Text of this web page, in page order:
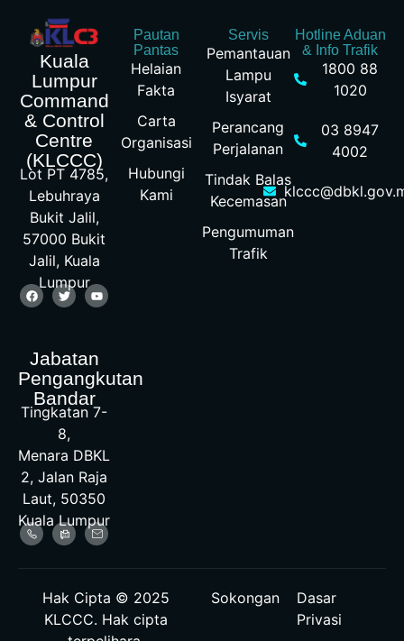
Kuala
Lumpur
Command
& Control
Centre
(KLCCC)
Lot PT 4785,
Lebuhraya
Bukit Jalil,
57000 Bukit
Jalil, Kuala
Lumpur
Jabatan
Pengangkutan
Bandar
Tingkatan 7-
8,
Menara DBKL
2, Jalan Raja
Laut, 50350
Kuala Lumpur
Pautan
Pantas
Helaian
Fakta
Carta
Organisasi
Hubungi
Kami
Servis
Pemantauan
Lampu
Isyarat
Perancang
Perjalanan
Tindak Balas
Kecemasan
Pengumuman
Trafik
Hotline Aduan
& Info Trafik
1800 88
1020
03 8947
4002
Hak Cipta © 2025
KLCCC. Hak cipta
Sokongan
Dasar
Privasi